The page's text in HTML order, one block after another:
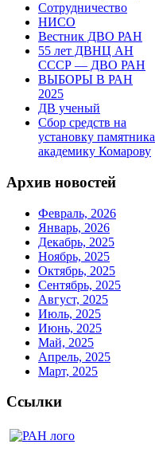
Сотрудничество
НИСО
Вестник ДВО РАН
55 лет ДВНЦ АН
СССР — ДВО РАН
ВЫБОРЫ В РАН
2025
ДВ ученый
Сбор средств на
установку памятника
академику Комарову
Архив новостей
Февраль, 2026
Январь, 2026
Декабрь, 2025
Ноябрь, 2025
Октябрь, 2025
Сентябрь, 2025
Август, 2025
Июль, 2025
Июнь, 2025
Май, 2025
Апрель, 2025
Март, 2025
Ссылки